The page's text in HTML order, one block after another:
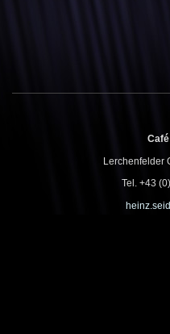
Lerchenfelder
Tel. +43